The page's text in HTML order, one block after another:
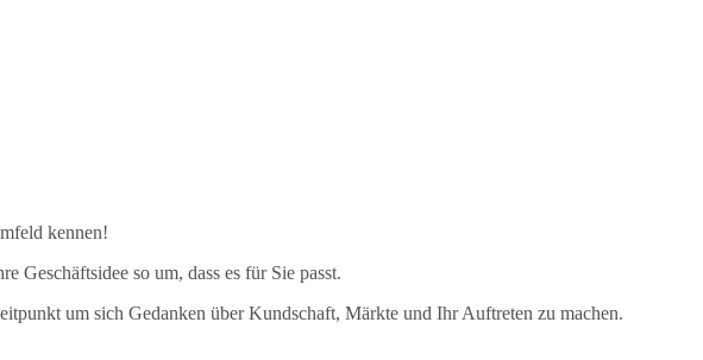
kennen!
Geschäftsidee so um, dass es für Sie passt.
um sich Gedanken über Kundschaft, Märkte und Ihr Auftreten zu machen.